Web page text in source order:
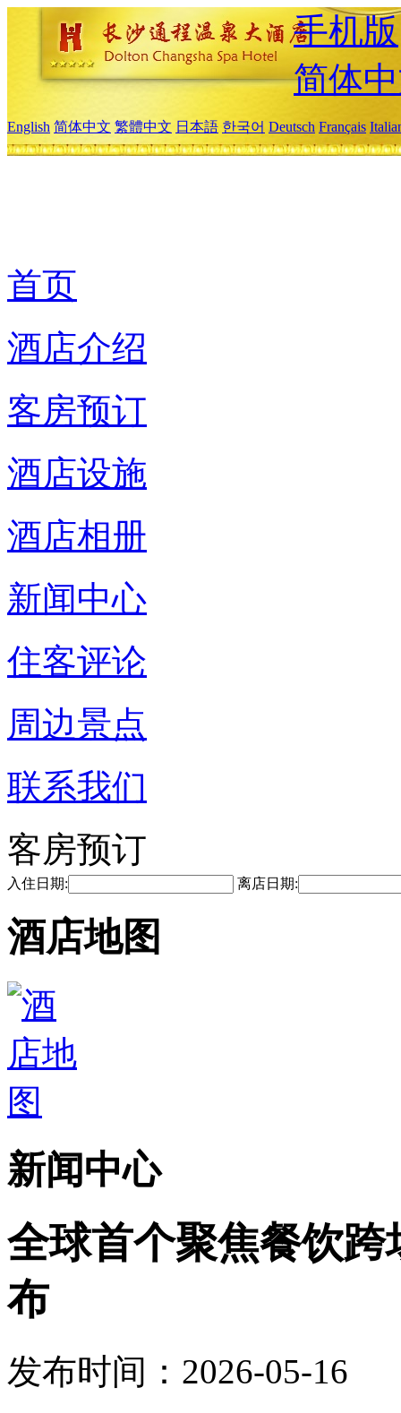
手机版
简体
English 简体中文 繁體中文 日本語 한국어 Deutsch Français
首页
酒店介绍
客房预订
酒店设施
酒店相册
新闻中心
住客评论
周边景点
联系我们
客房预订
入住日期: 离店日期:
酒店地图
新闻中心
全球首个聚焦餐饮
布
发布时间：2026-05-16